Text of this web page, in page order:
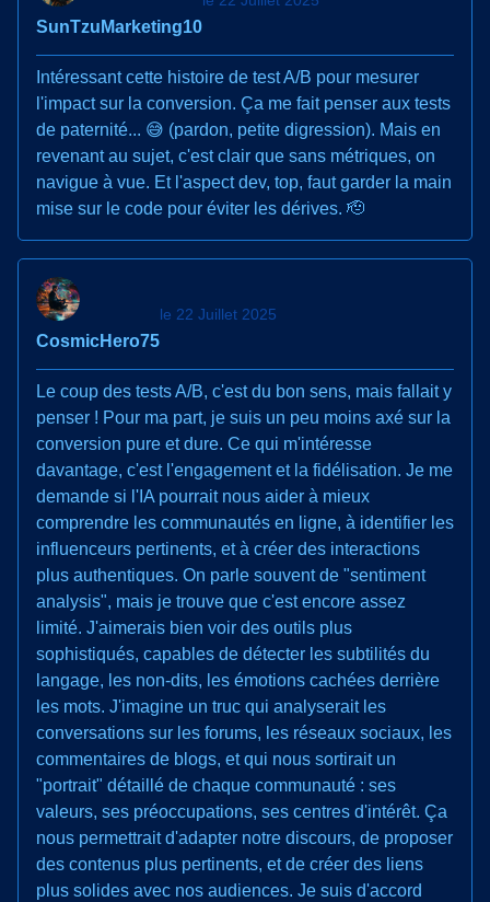
SunTzuMarketing10
Intéressant cette histoire de test A/B pour mesurer
l'impact sur la conversion. Ça me fait penser aux tests
de paternité... 😅 (pardon, petite digression). Mais en
revenant au sujet, c'est clair que sans métriques, on
navigue à vue. Et l'aspect dev, top, faut garder la main
mise sur le code pour éviter les dérives. 🫡
CosmicHero75
le 22 Juillet 2025
Le coup des tests A/B, c'est du bon sens, mais fallait y
penser ! Pour ma part, je suis un peu moins axé sur la
conversion pure et dure. Ce qui m'intéresse
davantage, c'est l'engagement et la fidélisation. Je me
demande si l'IA pourrait nous aider à mieux
comprendre les communautés en ligne, à identifier les
influenceurs pertinents, et à créer des interactions
plus authentiques. On parle souvent de "sentiment
analysis", mais je trouve que c'est encore assez
limité. J'aimerais bien voir des outils plus
sophistiqués, capables de détecter les subtilités du
langage, les non-dits, les émotions cachées derrière
les mots. J'imagine un truc qui analyserait les
conversations sur les forums, les réseaux sociaux, les
commentaires de blogs, et qui nous sortirait un
"portrait" détaillé de chaque communauté : ses
valeurs, ses préoccupations, ses centres d'intérêt. Ça
nous permettrait d'adapter notre discours, de proposer
des contenus plus pertinents, et de créer des liens
plus solides avec nos audiences. Je suis d'accord